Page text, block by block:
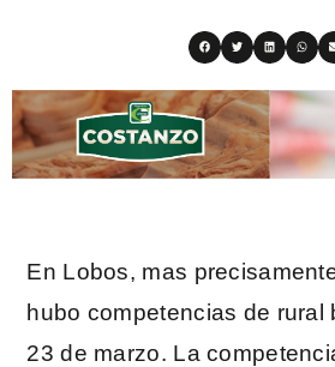
En Lobos, mas
hubo competencias de rural
23 de marzo. La